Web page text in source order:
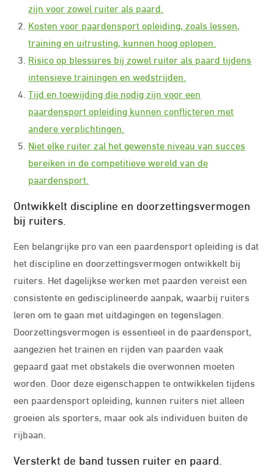
zijn voor zowel ruiter als paard.
Kosten voor paardensport opleiding, zoals lessen,
training en uitrusting, kunnen hoog oplopen.
Risico op blessures bij zowel ruiter als paard tijdens
intensieve trainingen en wedstrijden.
Tijd en toewijding die nodig zijn voor een
paardensport opleiding kunnen conflicteren met
andere verplichtingen.
Niet elke ruiter zal het gewenste niveau van succes
bereiken in de competitieve wereld van de
paardensport.
Ontwikkelt discipline en doorzettingsvermogen
bij ruiters.
Een belangrijke pro van een paardensport opleiding is dat
het discipline en doorzettingsvermogen ontwikkelt bij
ruiters. Het dagelijkse werken met paarden vereist een
consistente en gedisciplineerde aanpak, waarbij ruiters
leren om te gaan met uitdagingen en tegenslagen.
Doorzettingsvermogen is essentieel in de paardensport,
aangezien het trainen en rijden van paarden vaak
gepaard gaat met obstakels die overwonnen moeten
worden. Door deze eigenschappen te ontwikkelen tijdens
een paardensport opleiding, kunnen ruiters niet alleen
groeien als sporters, maar ook als individuen buiten de
rijbaan.
Versterkt de band tussen ruiter en paard.